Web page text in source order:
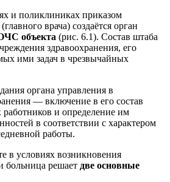
и поликлиниках приказом
врача) создаётся орган
объекта (рис. 6.1). Состав штаба
здравоохранения, его
ими задач в чрезвычайных
органа управления в
— включение в его состав
и определение им
в соответствии с характером
работы.
в условиях возникновения
больница решает две основные